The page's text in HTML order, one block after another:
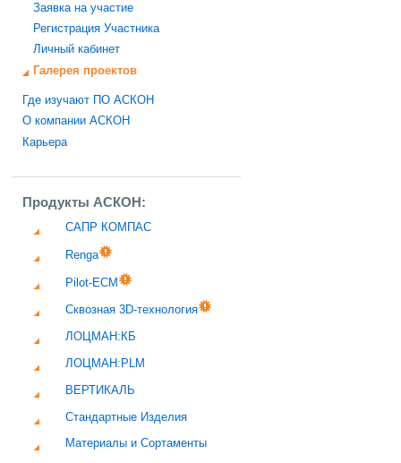
Заявка на участие
Регистрация Участника
Личный кабинет
Галерея проектов
Где изучают ПО АСКОН
О компании АСКОН
Карьера
Продукты АСКОН:
САПР КОМПАС
Renga
Pilot-ECM
Сквозная 3D-технология
ЛОЦМАН:КБ
ЛОЦМАН:PLM
ВЕРТИКАЛЬ
Стандартные Изделия
Материалы и Сортаменты